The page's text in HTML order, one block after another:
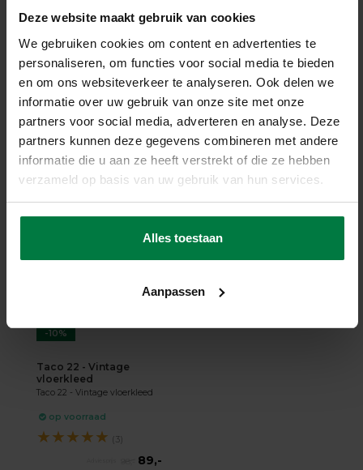
Deze website maakt gebruik van cookies
We gebruiken cookies om content en advertenties te
personaliseren, om functies voor social media te bieden
en om ons websiteverkeer te analyseren. Ook delen we
informatie over uw gebruik van onze site met onze
partners voor social media, adverteren en analyse. Deze
partners kunnen deze gegevens combineren met andere
informatie die u aan ze heeft verstrekt of die ze hebben
verzameld op basis van uw gebruik van hun services.
Alles toestaan
Aanpassen
-29%
vloerkleed
Enzo 16 - Vintage vloerkleed
op voorraad
★★ ★★ ★ (4)
149,-
SHOP NU
-10%
Taco 22 - Vintage
vloerkleed
Taco 22 - Vintage vloerkleed
op voorraad
★★★★★ (3)
89,-